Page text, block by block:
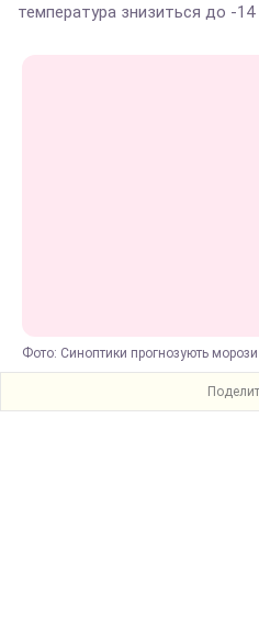
температура знизиться до -14
Фото: Синоптики прогнозують морози